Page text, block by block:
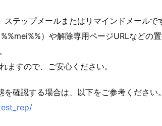
テップメールまたはリマインドメールで
）や解除専用ページURLなどの
ますので、ご安心ください。
確認する場合は、以下をご参考ください。